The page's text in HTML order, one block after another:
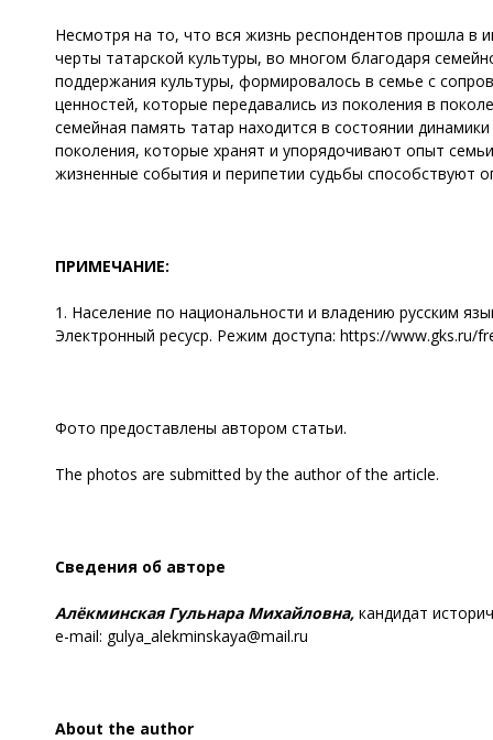
Несмотря на то, что вся жизнь респондентов прошла в
черты татарской культуры, во многом благодаря
поддержания культуры, формировалось в семье с
ценностей, которые передавались из поколения в
семейная память татар находится в состоянии
поколения, которые хранят и упорядочивают опыт
жизненные события и перипетии судьбы способствуют
ПРИМЕЧАНИЕ:
1. Население по национальности и владению русским
Электронный ресуср. Режим доступа: https://www.gks.ru/
Фото предоставлены автором статьи.
The photos are submitted by the author of the article.
Сведения об авторе
АлёкминскаяГульнара Михайловна, кандидат
е-mail: gulya_alekminskaya@mail.ru
About the author